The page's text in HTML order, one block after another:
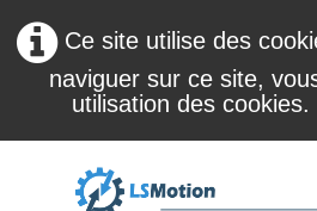
Ce site utilise des
naviguer sur ce site,
utilisation des cookies.